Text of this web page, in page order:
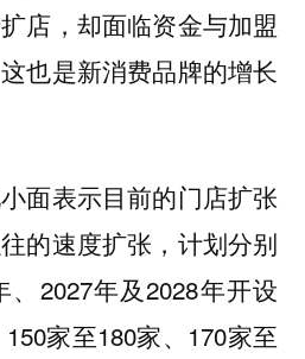
店，却面临资金与加盟
也是新消费品牌的增长
面表示目前的门店扩张
的速度扩张，计划分别
、2027年及2028年开设
家至180家、170家至